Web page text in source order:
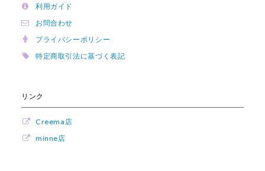
利用ガイド
お問合わせ
プライバシーポリシー
特定商取引法に基づく表記
リンク
Creema店
minne店